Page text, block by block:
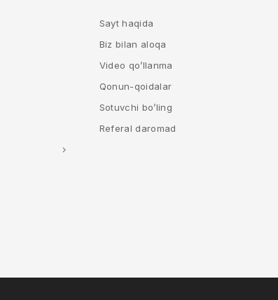
Sayt haqida
Biz bilan aloqa
Video qo’llanma
Qonun-qoidalar
Sotuvchi bo’ling
Referal daromad